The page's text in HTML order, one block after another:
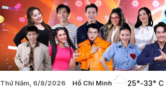
Thứ Năm, 6/8/2026 Hồ Chí Minh 25°-33° C